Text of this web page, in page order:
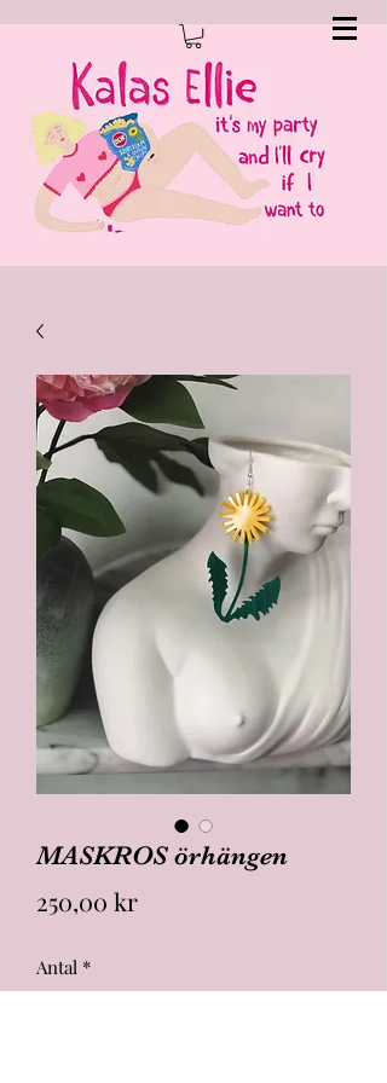
MASKROS örhängen
250,00 krPris
Antal *